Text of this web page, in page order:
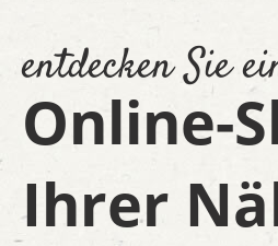
entdecken Sie
Online-
Ihrer